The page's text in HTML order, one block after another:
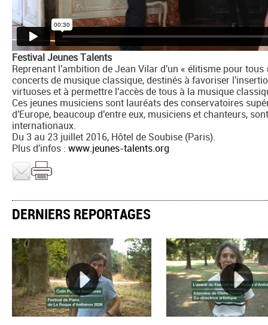
Festival Jeunes Talents
Reprenant l'ambition de Jean Vilar d'un « élitisme pour
concerts de musique classique, destinés à favoriser
virtuoses et à permettre l'accès de tous à la musique
Ces jeunes musiciens sont lauréats des conservatoires
d'Europe, beaucoup d'entre eux, musiciens et chanteurs,
internationaux.
Du 3 au 23 juillet 2016, Hôtel de Soubise (Paris).
Plus d'infos : www.jeunes-talents.org
DERNIERS REPORTAGES